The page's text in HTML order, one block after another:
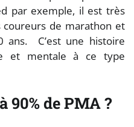
par exemple, il est très
de marathon et
ans. C’est une histoire
et mentale à ce type
90% de PMA ?